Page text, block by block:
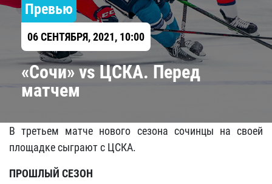
Превью
06 СЕНТЯБРЯ, 2021, 10:00
«Сочи» vs ЦСКА. Перед
матчем
В третьем матче нового сезона сочинцы на своей
площадке сыграют с ЦСКА.
ПРОШЛЫЙ СЕЗОН